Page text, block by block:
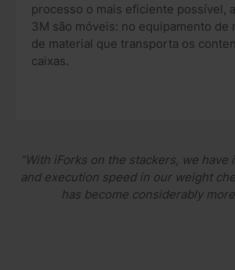
processo o mais eficiente possível,
3M são móveis: no equipamento de
de material que transporta os
caixas.
”With iForks on the stackers, we
and execution speed in our weight
has become considerably